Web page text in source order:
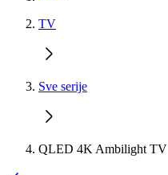
TV
Sve serije
QLED 4K Ambilight TV